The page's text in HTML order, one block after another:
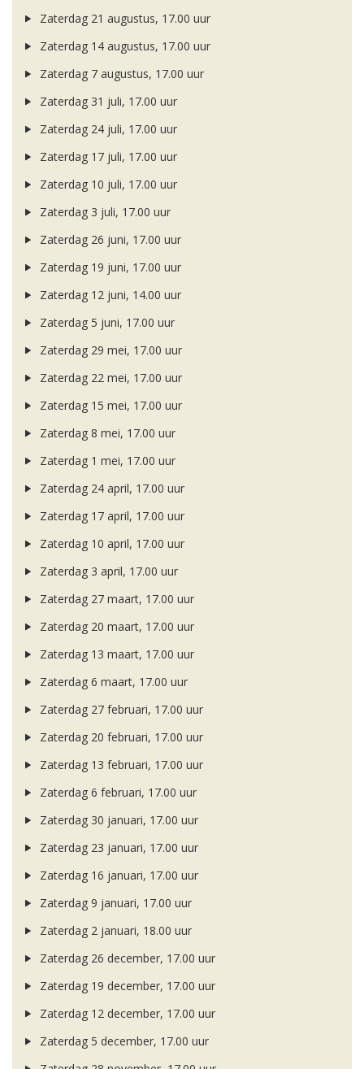
Zaterdag 21 augustus, 17.00 uur
Zaterdag 14 augustus, 17.00 uur
Zaterdag 7 augustus, 17.00 uur
Zaterdag 31 juli, 17.00 uur
Zaterdag 24 juli, 17.00 uur
Zaterdag 17 juli, 17.00 uur
Zaterdag 10 juli, 17.00 uur
Zaterdag 3 juli, 17.00 uur
Zaterdag 26 juni, 17.00 uur
Zaterdag 19 juni, 17.00 uur
Zaterdag 12 juni, 14.00 uur
Zaterdag 5 juni, 17.00 uur
Zaterdag 29 mei, 17.00 uur
Zaterdag 22 mei, 17.00 uur
Zaterdag 15 mei, 17.00 uur
Zaterdag 8 mei, 17.00 uur
Zaterdag 1 mei, 17.00 uur
Zaterdag 24 april, 17.00 uur
Zaterdag 17 april, 17.00 uur
Zaterdag 10 april, 17.00 uur
Zaterdag 3 april, 17.00 uur
Zaterdag 27 maart, 17.00 uur
Zaterdag 20 maart, 17.00 uur
Zaterdag 13 maart, 17.00 uur
Zaterdag 6 maart, 17.00 uur
Zaterdag 27 februari, 17.00 uur
Zaterdag 20 februari, 17.00 uur
Zaterdag 13 februari, 17.00 uur
Zaterdag 6 februari, 17.00 uur
Zaterdag 30 januari, 17.00 uur
Zaterdag 23 januari, 17.00 uur
Zaterdag 16 januari, 17.00 uur
Zaterdag 9 januari, 17.00 uur
Zaterdag 2 januari, 18.00 uur
Zaterdag 26 december, 17.00 uur
Zaterdag 19 december, 17.00 uur
Zaterdag 12 december, 17.00 uur
Zaterdag 5 december, 17.00 uur